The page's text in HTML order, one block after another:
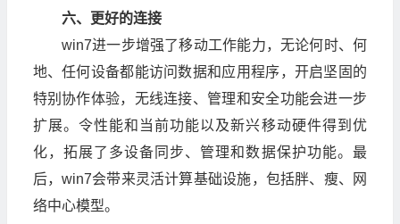
六、更好的连接
win7进一步增强了移动工作能力，无论何时、何
地、任何设备都能访问数据和应用程序，开启坚固的
特别协作体验，无线连接、管理和安全功能会进一步
扩展。令性能和当前功能以及新兴移动硬件得到优
化，拓展了多设备同步、管理和数据保护功能。最
后，win7会带来灵活计算基础设施，包括胖、瘦、网
络中心模型。